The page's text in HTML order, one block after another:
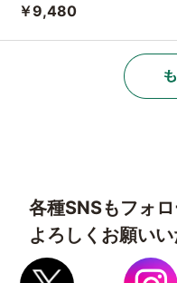
￥9,480
各種SNSもフォ
よろしくお願いい